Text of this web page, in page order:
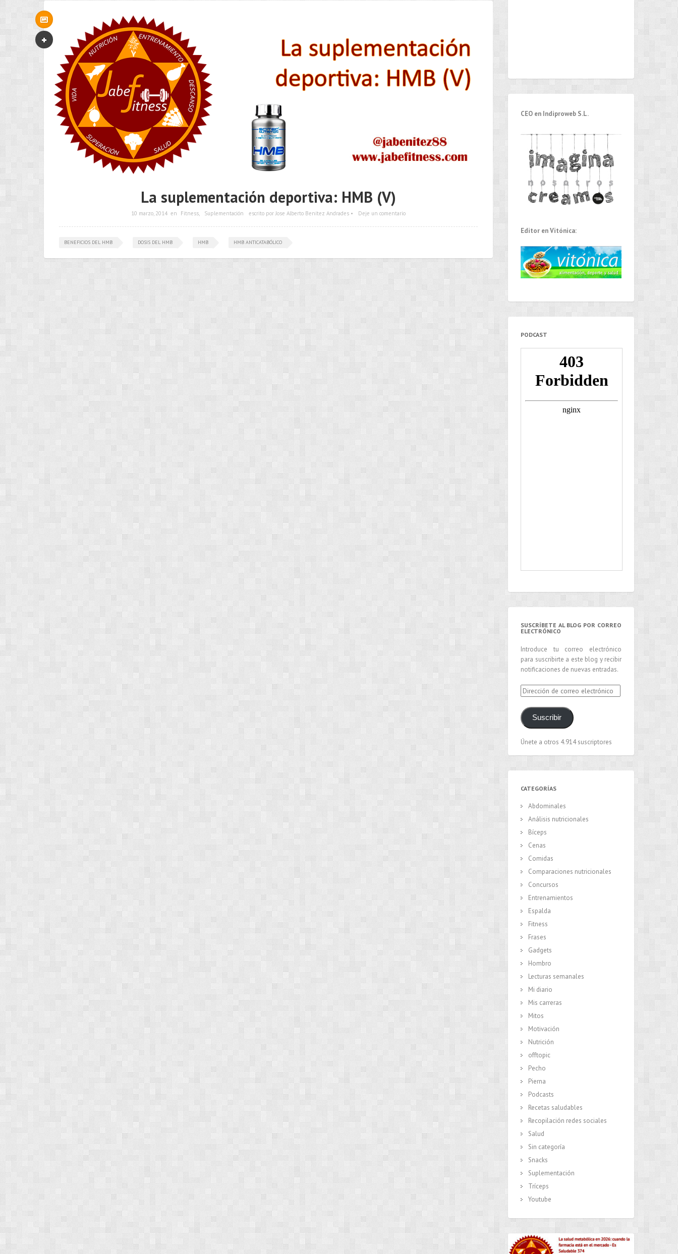
La suplementación deportiva: HMB (V)
10 marzo, 2014 en Fitness, Suplementación escrito por Jose Alberto Benítez Andrades • Deje un comentario
BENEFICIOS DEL HMB DOSIS DEL HMB HMB HMB ANTICATABÓLICO
CEO en Indiproweb S.L.
Editor en Vitónica:
PODCAST
SUSCRÍBETE AL BLOG POR CORREO
ELECTRÓNICO
Introduce tu correo electrónico
para suscribirte a este blog y recibir
notificaciones de nuevas entradas.
Dirección
de
correo
electrónico
Suscribir
Únete a otros 4.914 suscriptores
CATEGORÍAS
Abdominales
Análisis nutricionales
Bíceps
Cenas
Comidas
Comparaciones nutricionales
Concursos
Entrenamientos
Espalda
Fitness
Frases
Gadgets
Hombro
Lecturas semanales
Mi diario
Mis carreras
Mitos
Motivación
Nutrición
offtopic
Pecho
Pierna
Podcasts
Recetas saludables
Recopilación redes sociales
Salud
Sin categoría
Snacks
Suplementación
Tríceps
Youtube